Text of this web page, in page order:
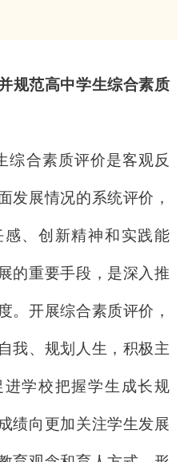
规范高中学生综合素质
综合素质评价是客观反
发展情况的系统评价，
、创新精神和实践能
的重要手段，是深入推
。开展综合素质评价，
我、规划人生，积极主
学校把握学生成长规
绩向更加关注学生发展